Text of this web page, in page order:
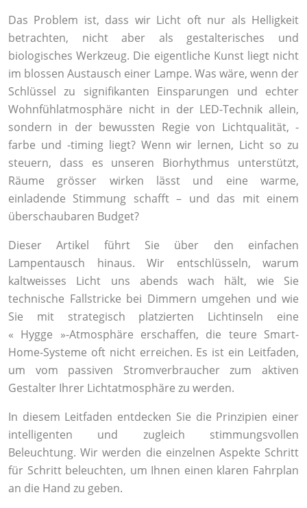
Das Problem ist, dass wir Licht oft nur als Helligkeit
betrachten, nicht aber als gestalterisches und
biologisches Werkzeug. Die eigentliche Kunst liegt nicht
im blossen Austausch einer Lampe. Was wäre, wenn der
Schlüssel zu signifikanten Einsparungen und echter
Wohnfühlatmosphäre nicht in der LED-Technik allein,
sondern in der bewussten Regie von Lichtqualität, -
farbe und -timing liegt? Wenn wir lernen, Licht so zu
steuern, dass es unseren Biorhythmus unterstützt,
Räume grösser wirken lässt und eine warme,
einladende Stimmung schafft – und das mit einem
überschaubaren Budget?
Dieser Artikel führt Sie über den einfachen
Lampentausch hinaus. Wir entschlüsseln, warum
kaltweisses Licht uns abends wach hält, wie Sie
technische Fallstricke bei Dimmern umgehen und wie
Sie mit strategisch platzierten Lichtinseln eine
« Hygge »-Atmosphäre erschaffen, die teure Smart-
Home-Systeme oft nicht erreichen. Es ist ein Leitfaden,
um vom passiven Stromverbraucher zum aktiven
Gestalter Ihrer Lichtatmosphäre zu werden.
In diesem Leitfaden entdecken Sie die Prinzipien einer
intelligenten und zugleich stimmungsvollen
Beleuchtung. Wir werden die einzelnen Aspekte Schritt
für Schritt beleuchten, um Ihnen einen klaren Fahrplan
an die Hand zu geben.